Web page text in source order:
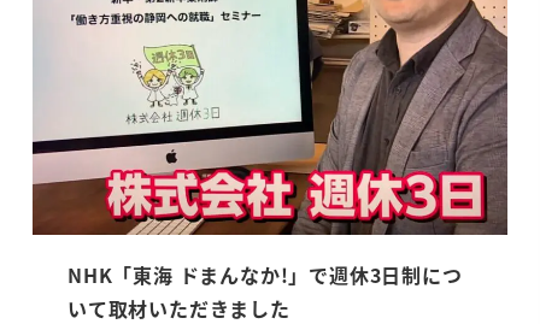
NHK「東海 ドまんなか!」で週休3日制につ
いて取材いただきました